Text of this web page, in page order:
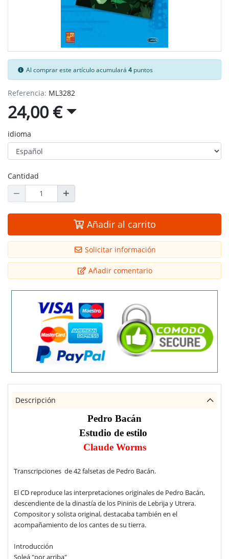
Al comprar este artículo acumulará4 puntos
Referencia: ML3282
24,00 €
idioma
Cantidad
Añadir al carrito
Solicitar información
Añadir comentario
Descripción
Pedro Bacán
Estudio de estilo
Claude Worms
Transcripciones de 42 falsetas de Pedro Bacán.
El CD reproduce las interpretaciones originales de Pedro Bacán,
descendiente de la dinastía de los Pininis de Lebrija y Utrera.
Compositor y solista original, destacaba también en el
acompañamiento de los cantes de su tierra.
Introducción
Soleá "por arriba"